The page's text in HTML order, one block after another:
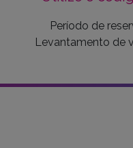
Período de
Levantamento de